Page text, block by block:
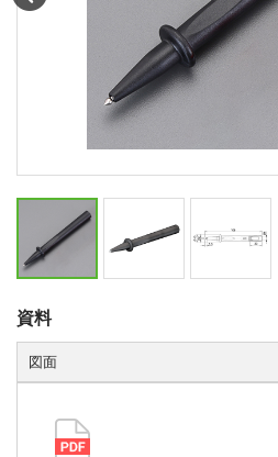
資料
図面